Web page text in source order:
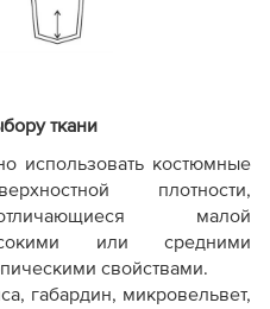
ткани
использовать костюмные
плотности,
малой
или средними
свойствами.
габардин, микровельвет,